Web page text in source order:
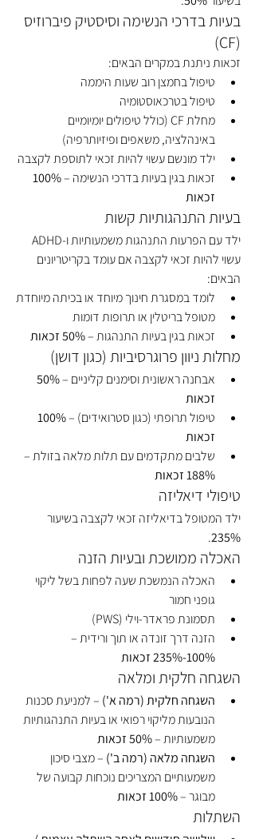
בעיות בדרכי הנשימה וסיסטיק פיברוזיס
(CF)
זכאות ניתנת במקרים הבאים:
טיפול בחמצן רוב שעות היממה
טיפול בטרכאוסטומיה
מחלת CF (כולל טיפולים יומיומיים
באינהלציה, משאפים ופיזיותרפיה)
ילד מונשם עשוי להיות זכאי לתוספת לקצבה
זכאות בגין בעיות בדרכי הנשימה –
זכאות
בעיות התנהגותיות קשות
עשוי להיות זכאי לקצבה אם עומד בקריטריונים
הבאים:
לומד במסגרת חינוך מיוחד או בכיתה מיוחדת
מטופל בריטלין או תרופות דומות
זכאות בגין בעיות התנהגות – 50% זכאות
מחלות ניוון פרוגרסיביות (כגון דושן)
אבחנה ראשונית וסימנים קליניים –
זכאות
טיפול תרופתי (כגון סטרואידים) –
זכאות
שלבים מתקדמים עם תלות מלאה בזולת –
188% זכאות
טיפולי דיאליזה
ילד המטופל בדיאליזה זכאי לקצבה בשיעור
235%
.
האכלה ממושכת ובעיות הזנה
האכלה הנמשכת שעה לפחות בשל ליקוי
גופני חמור
תסמונת פראדר-וילי (PWS)
הזנה דרך זונדה או תוך ורידית –
100%-235% זכאות
השגחה חלקית ומלאה
השגחה חלקית (רמה א') – למניעת סכנות
הנובעות מליקוי רפואי או בעיות התנהגותיות
משמעותיות – 50% זכאות
השגחה מלאה (רמה ב') – מצבי סיכון
משמעותיים המצריכים נוכחות קבועה של
מבוגר – 100% זכאות
השתלות